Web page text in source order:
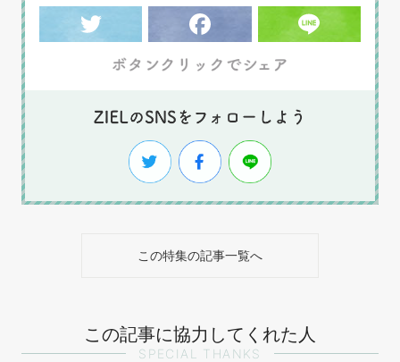
この特集の記事一覧へ
この記事に協力してくれた人
SPECIAL THANKS